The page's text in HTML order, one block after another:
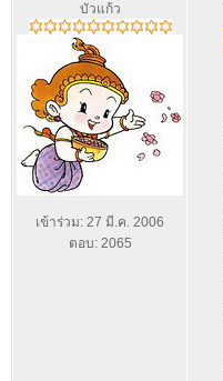
บัวแก้ว
เข้าร่วม: 27 มี.ค. 2006
ตอบ: 2065